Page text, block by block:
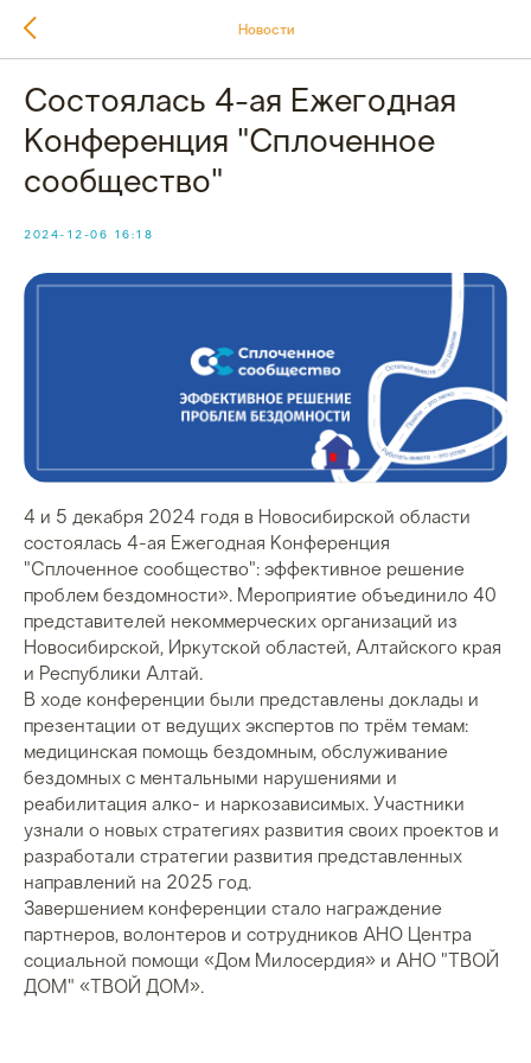
Новости
Состоялась 4-ая Ежегодная
Конференция "Сплоченное
сообщество"
2024-12-06 16:18
4 и 5 декабря 2024 годя в Новосибирской области
состоялась 4-ая Ежегодная Конференция
"Сплоченное сообщество": эффективное решение
проблем бездомности». Мероприятие объединило 40
представителей некоммерческих организаций из
Новосибирской, Иркутской областей, Алтайского края
и Республики Алтай.
В ходе конференции были представлены доклады и
презентации от ведущих экспертов по трём темам:
медицинская помощь бездомным, обслуживание
бездомных с ментальными нарушениями и
реабилитация алко- и наркозависимых. Участники
узнали о новых стратегиях развития своих проектов и
разработали стратегии развития представленных
направлений на 2025 год.
Завершением конференции стало награждение
партнеров, волонтеров и сотрудников АНО Центра
социальной помощи «Дом Милосердия» и АНО "ТВОЙ
ДОМ" «ТВОЙ ДОМ».